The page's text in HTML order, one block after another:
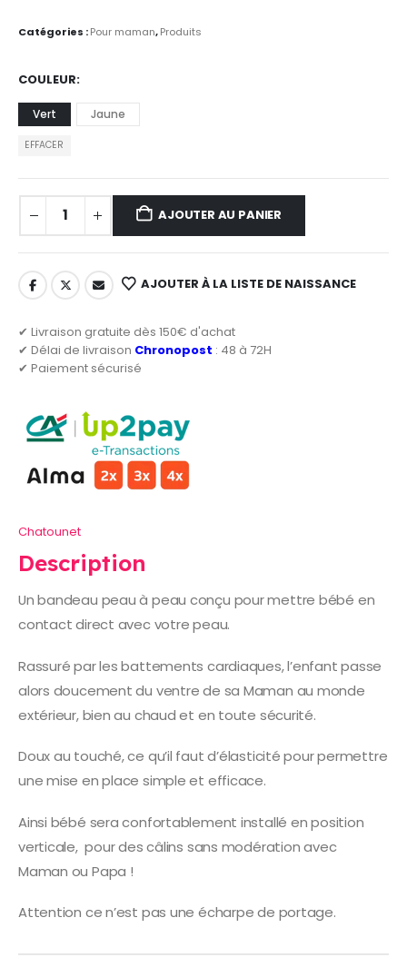
Catégories :Pour maman,Produits
COULEUR
Vert Jaune
EFFACER
AJOUTER AU PANIER
AJOUTER À LA LISTE DE NAISSANCE
✔ Livraison gratuite dès 150€ d'achat
✔ Délai de livraison Chronopost : 48 à 72H
✔ Paiement sécurisé
Chatounet
Description
Un bandeau peau à peau conçu pour mettre bébé en
contact direct avec votre peau.
Rassuré par les battements cardiaques, l’enfant passe
alors doucement du ventre de sa Maman au monde
extérieur, bien au chaud et en toute sécurité.
Doux au touché, ce qu’il faut d’élasticité pour permettre
une mise en place simple et efficace.
Ainsi bébé sera confortablement installé en position
verticale, pour des câlins sans modération avec
Maman ou Papa !
Attention ce n’est pas une écharpe de portage.